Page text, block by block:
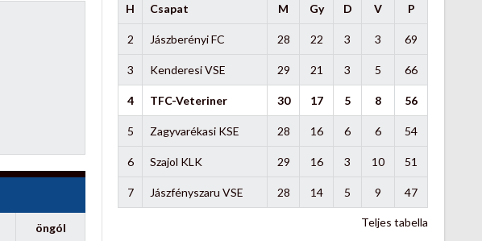
öngól
H Csapat M Gy D V P
2 Jászberényi FC 28 22 3 3 69
3 Kenderesi VSE 29 21 3 5 66
4 TFC-Veteriner 30 17 5 8 56
5 Zagyvarékasi KSE 28 16 6 6 54
6 Szajol KLK 29 16 3 10 51
7 Jászfényszaru VSE 28 14 5 9 47
Teljes tabella